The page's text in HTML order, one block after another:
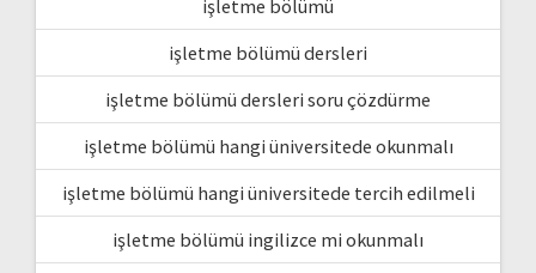
işletme bölümü
işletme bölümü dersleri
işletme bölümü dersleri soru çözdürme
işletme bölümü hangi üniversitede okunmalı
işletme bölümü hangi üniversitede tercih edilmeli
işletme bölümü ingilizce mi okunmalı